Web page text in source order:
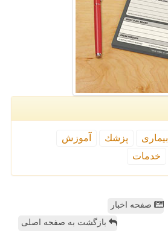
بیماری پزشك
آموزش
خدمات
صفحه اخبار
بازگشت به صفحه اصلی